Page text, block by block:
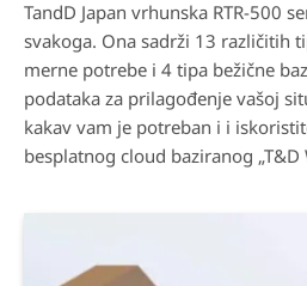
TandD Japan vrhunska RTR-500
svakoga. Ona sadrži 13 različitih
merne potrebe i 4 tipa bežične
podataka za prilagođenje vašoj
kakav vam je potreban i i
besplatnog cloud baziranog „T&D